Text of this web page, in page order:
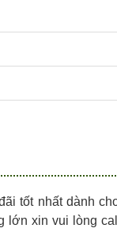
tốt nhất dành
lớn xin vui lòng